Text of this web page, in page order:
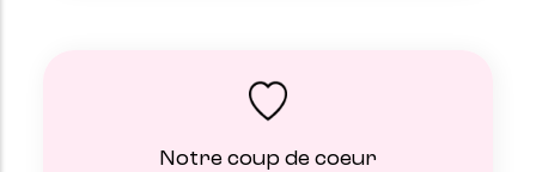
Notre coup de coeur